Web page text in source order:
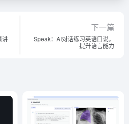
讲
下一篇
Speak：AI对话练习英语口说，
提升语言能力